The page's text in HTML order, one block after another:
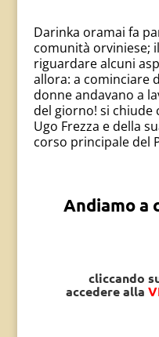
Darinka oramai fa
comunità orviniese;
riguardare alcuni
allora: a cominciare
donne andavano a
del giorno! si chiude
Ugo Frezza e della
corso principale del
Andiamo a
cliccando
accedere alla